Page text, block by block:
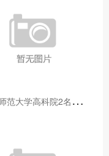
青
海师范大学高科院2名专家当选中国科学院院士